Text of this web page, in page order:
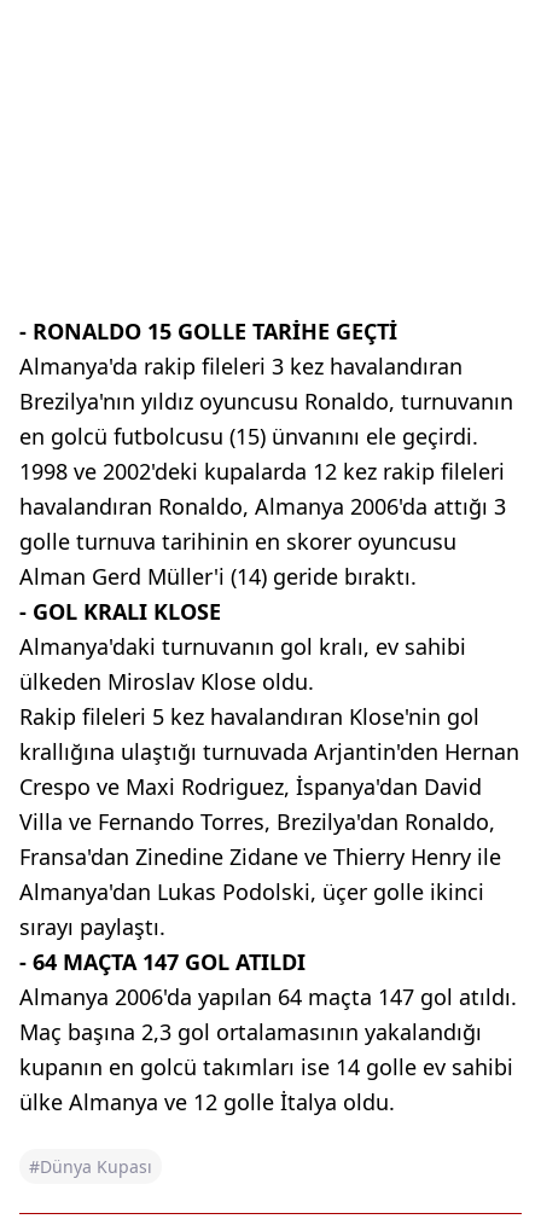
- RONALDO 15 GOLLE TARİHE GEÇTİ
Almanya'da rakip fileleri 3 kez havalandıran
Brezilya'nın yıldız oyuncusu Ronaldo, turnuvanın
en golcü futbolcusu (15) ünvanını ele geçirdi.
1998 ve 2002'deki kupalarda 12 kez rakip fileleri
havalandıran Ronaldo, Almanya 2006'da attığı 3
golle turnuva tarihinin en skorer oyuncusu
Alman Gerd Müller'i (14) geride bıraktı.
- GOL KRALI KLOSE
Almanya'daki turnuvanın gol kralı, ev sahibi
ülkeden Miroslav Klose oldu.
Rakip fileleri 5 kez havalandıran Klose'nin gol
krallığına ulaştığı turnuvada Arjantin'den Hernan
Crespo ve Maxi Rodriguez, İspanya'dan David
Villa ve Fernando Torres, Brezilya'dan Ronaldo,
Fransa'dan Zinedine Zidane ve Thierry Henry ile
Almanya'dan Lukas Podolski, üçer golle ikinci
sırayı paylaştı.
- 64 MAÇTA 147 GOL ATILDI
Almanya 2006'da yapılan 64 maçta 147 gol atıldı.
Maç başına 2,3 gol ortalamasının yakalandığı
kupanın en golcü takımları ise 14 golle ev sahibi
ülke Almanya ve 12 golle İtalya oldu.
#Dünya Kupası